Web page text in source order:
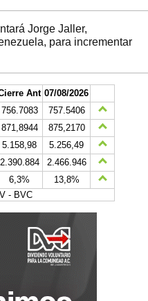
Jorge Jaller,
para incrementar
Ant 07/08/2026
756.7083
757.5406
871,8944
875,2170
5.158,98
5.256,49
2.390.884
2.466.946
6,3%
13,8%
- BVC